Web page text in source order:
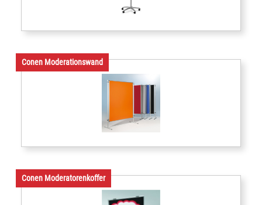
Conen Moderationswand
Conen Moderatorenkoffer